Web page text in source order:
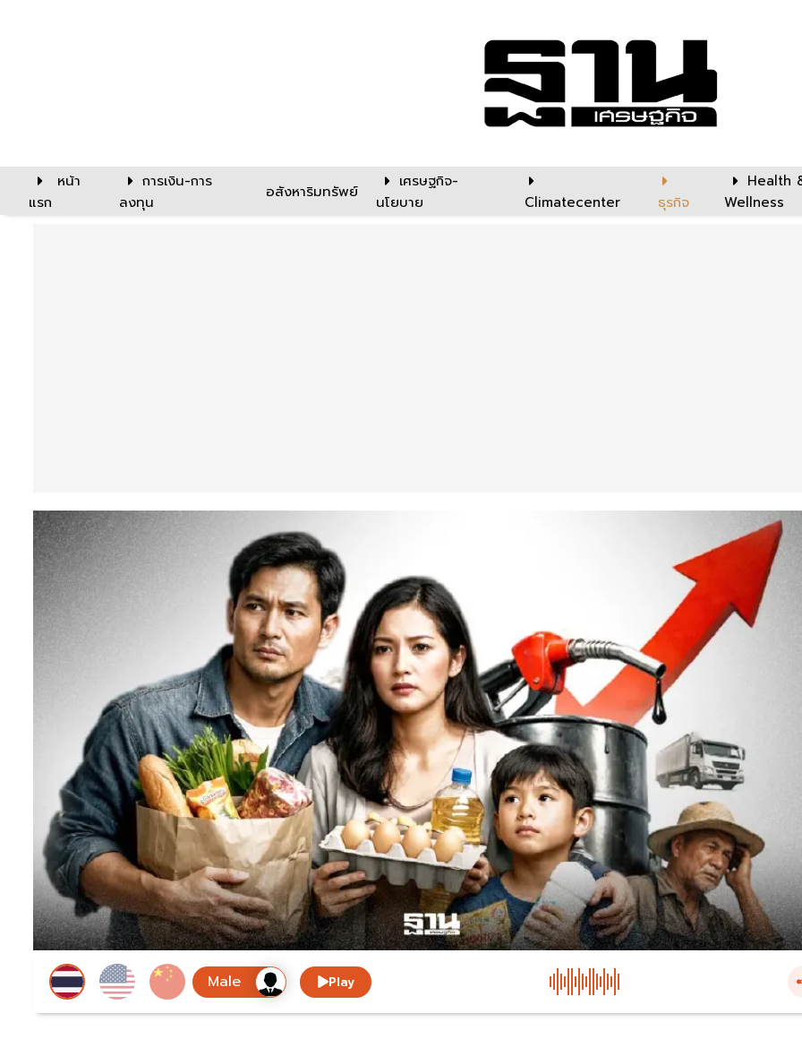
หน้า
แรก
การเงิน-การ
ลงทุน
อสังหาริมทรัพย์
เศรษฐกิจ-
นโยบาย
Climatecenter ธุรกิจ
Health
Wellness
Play